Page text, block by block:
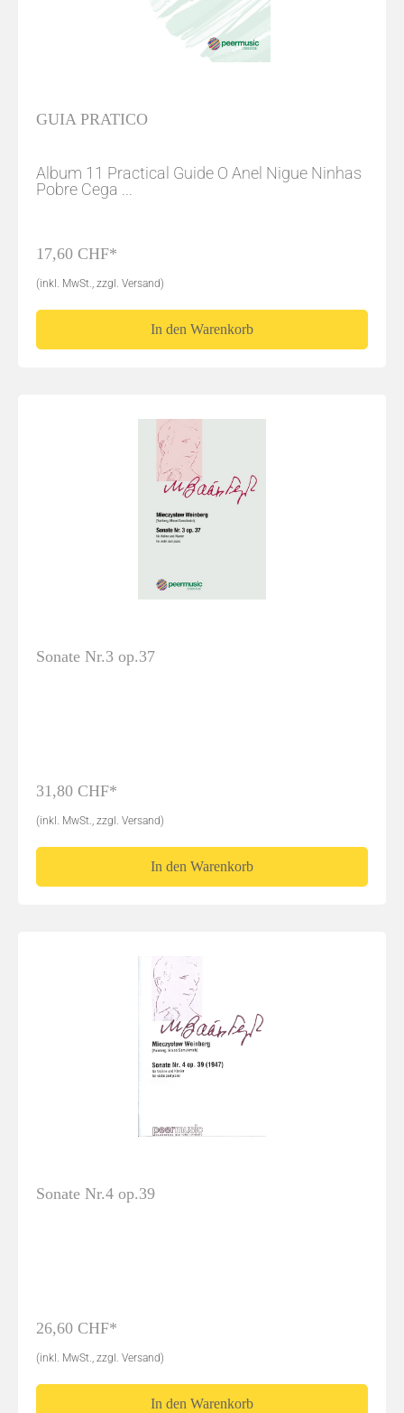
GUIA PRATICO
Album 11 Practical Guide O Anel Nigue Ninhas
Pobre Cega ...
17,60 CHF*
(inkl. MwSt., zzgl. Versand)
In den Warenkorb
Sonate Nr.3 op.37
31,80 CHF*
(inkl. MwSt., zzgl. Versand)
In den Warenkorb
Sonate Nr.4 op.39
26,60 CHF*
(inkl. MwSt., zzgl. Versand)
In den Warenkorb